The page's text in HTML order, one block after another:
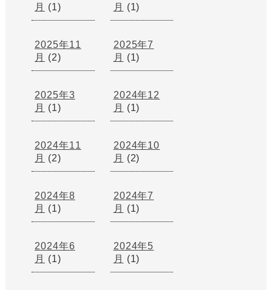
月
(1)
月
(1)
2025年11
月
(2)
2025年7
月
(1)
2025年3
月
(1)
2024年12
月
(1)
2024年11
月
(2)
2024年10
月
(2)
2024年8
月
(1)
2024年7
月
(1)
2024年6
月
(1)
2024年5
月
(1)